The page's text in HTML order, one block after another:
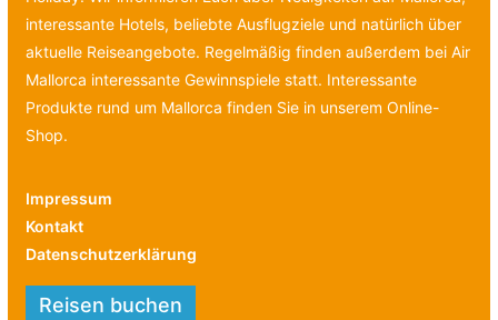
interessante Hotels, beliebte Ausflugziele und natürlich über
aktuelle Reiseangebote. Regelmäßig finden außerdem bei Air
Mallorca interessante Gewinnspiele statt. Interessante
Produkte rund um Mallorca finden Sie in unserem Online-
Shop.
Impressum
Kontakt
Datenschutzerklärung
Reisen buchen